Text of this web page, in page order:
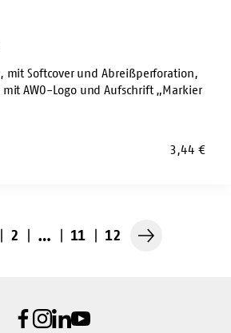
mit Softcover und Abreißperforation,
AWO-Logo und Aufschrift „Markier
3,44€
2 … 11 12
Nächste
Facebook
Instagram
LinkedIn
Youtube